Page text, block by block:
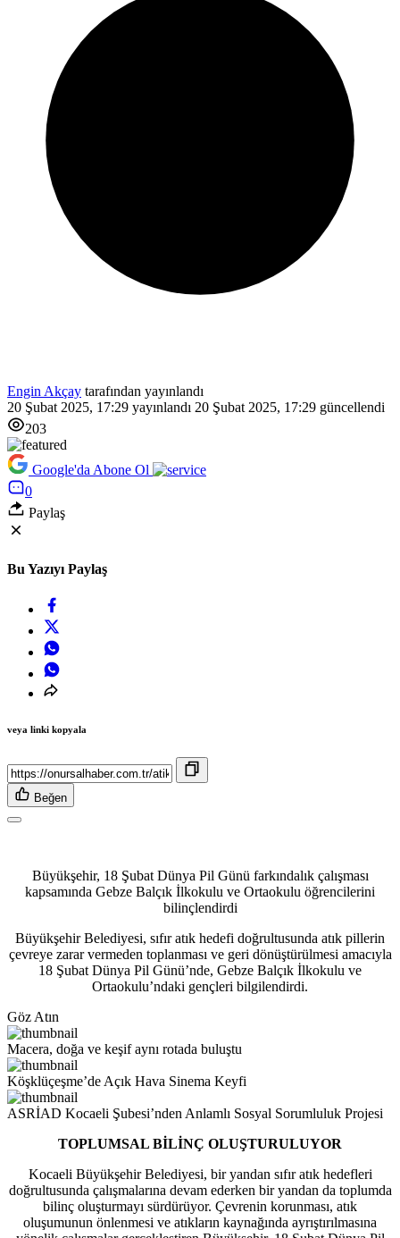
Engin Akçay tarafından yayınlandı
20 Şubat 2025, 17:29 yayınlandı 20 Şubat 2025, 17:29 güncellendi
203
Google'da Abone Ol
0
Paylaş
Bu Yazıyı Paylaş
veya linki kopyala
Beğen
Büyükşehir, 18 Şubat Dünya Pil Günü farkındalık çalışması
kapsamında Gebze Balçık İlkokulu ve Ortaokulu öğrencilerini
bilinçlendirdi
Büyükşehir Belediyesi, sıfır atık hedefi doğrultusunda atık pillerin
çevreye zarar vermeden toplanması ve geri dönüştürülmesi amacıyla
18 Şubat Dünya Pil Günü’nde, Gebze Balçık İlkokulu ve
Ortaokulu’ndaki gençleri bilgilendirdi.
Göz Atın
Macera, doğa ve keşif aynı rotada buluştu
Köşklüçeşme’de Açık Hava Sinema Keyfi
ASRİAD Kocaeli Şubesi’nden Anlamlı Sosyal Sorumluluk Projesi
TOPLUMSAL BİLİNÇ OLUŞTURULUYOR
Kocaeli Büyükşehir Belediyesi, bir yandan sıfır atık hedefleri
doğrultusunda çalışmalarına devam ederken bir yandan da toplumda
bilinç oluşturmayı sürdürüyor. Çevrenin korunması, atık
oluşumunun önlenmesi ve atıkların kaynağında ayrıştırılmasına